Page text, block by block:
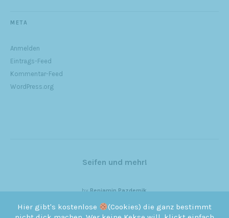
META
Anmelden
Eintrags-Feed
Kommentar-Feed
WordPress.org
Seifen und mehr!
byBenjamin Pazdernik
Hier gibt's kostenlose
(Cookies) die ganz bestimmt